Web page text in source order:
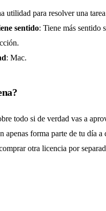
utilidad para resolver una
sentido: Tiene más sentido
: Mac.
todo si de verdad vas a
apenas forma parte de tu día
otra licencia por